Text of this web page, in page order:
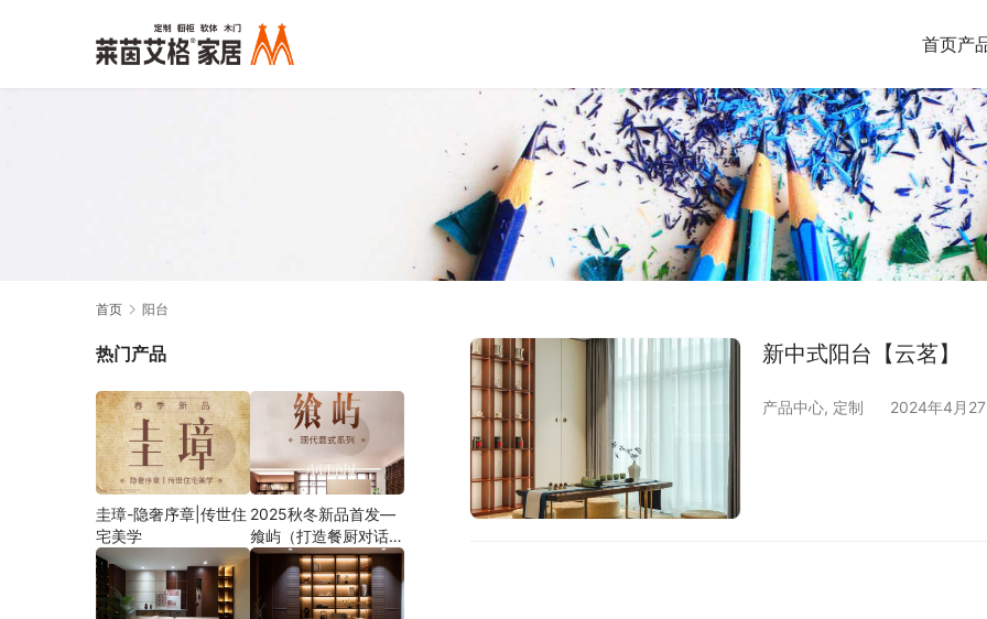
首页产
首页 阳台
新中式阳台【云茗】
产品中心, 定制 2024年4月
热门产品
圭璋-隐奢序章|传世住
宅美学
2025秋冬新品首发—
飨屿（打造餐厨对话新
方式）